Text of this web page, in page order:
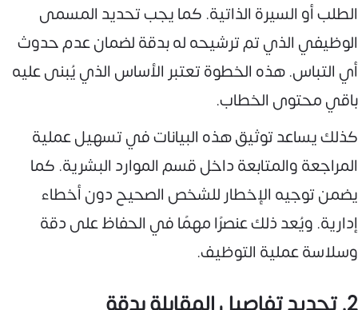
الطلب أو السيرة الذاتية. كما يجب تحديد المسمى
الوظيفي الذي تم ترشيحه له بدقة لضمان عدم حدوث
أي التباس. هذه الخطوة تعتبر الأساس الذي يُبنى عليه
باقي محتوى الخطاب.
كذلك يساعد توثيق هذه البيانات في تسهيل عملية
المراجعة والمتابعة داخل قسم الموارد البشرية. كما
يضمن توجيه الإخطار للشخص الصحيح دون أخطاء
إدارية. ويُعد ذلك عنصرًا مهمًا في الحفاظ على دقة
وسلاسة عملية التوظيف.